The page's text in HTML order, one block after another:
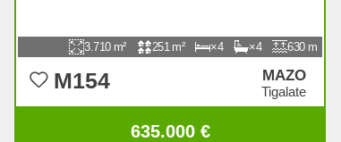
3.710 251 4 4 630
M154 MAZO
Tigalate
635.000 €